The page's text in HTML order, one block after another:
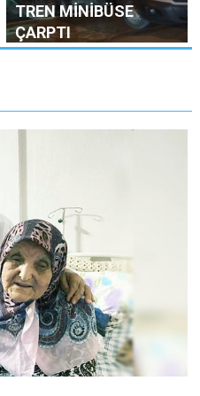
TREN MİNİBÜSE
ÇARPTI